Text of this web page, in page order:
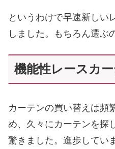
というわけで早速新しい
しました。もちろん選ぶ
機能性レースカ
カーテンの買い替えは頻
め、久々にカーテンを探
驚きました。進歩してい